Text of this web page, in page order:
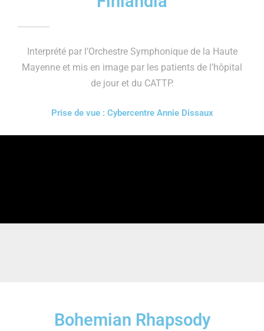
Interprété par l’Orchestre Symphonique de la Haute
Mayenne et mis en image par les patients de l’hôpital
de jour et du CATTP.
Prise de vue : Cybercentre Annie Dissaux
Bohemian Rhapsody